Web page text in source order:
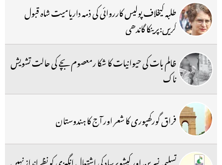
طلبہ کیخلاف پولیس کارروائی کی ذمہ داریامیت شاہ قبول
کریں:پرینکا گاندھی
ظالم بات کی حیوانیات کا شکا رمعصوم بچے کی حالت تشویش
ناک
فراق گورکھپوری کا شعر اور آج کا ہندوستان